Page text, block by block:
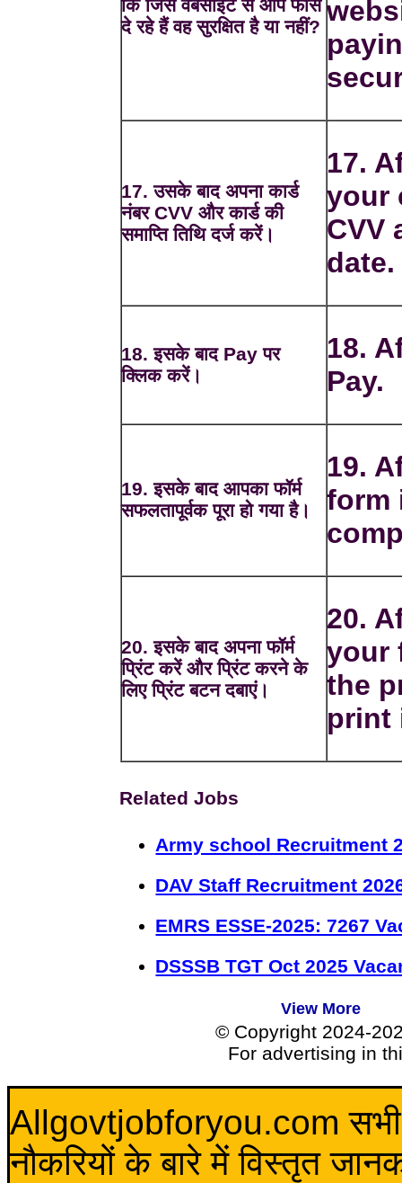
कि जिस वेबसाइट से आप फीस
दे रहे हैं वह सुरक्षित है या नहीं?
17. उसके बाद अपना कार्ड
नंबर CVV और कार्ड की
समाप्ति तिथि दर्ज करें।
17.
your
CVV
date.
18. इसके बाद Pay पर
क्लिक करें।
18.
Pay.
19. इसके बाद आपका फॉर्म
सफलतापूर्वक पूरा हो गया है।
19.
form
20. इसके बाद अपना फॉर्म
प्रिंट करें और प्रिंट करने के
लिए प्रिंट बटन दबाएं।
20.
your
the
print
Related Jobs
Army school Recruitment
DAV Staff Recruitment
EMRS ESSE-2025: 7267
DSSSB TGT Oct 2025
View More
© Copyright 2024-
For advertising in
Allgovtjobforyou.com सभी
नौकरियों के बारे में विस्तृत